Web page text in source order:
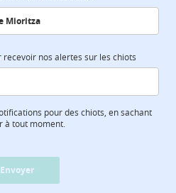
nos alertes sur les chiots
pour des chiots, en sachant
à tout moment.
Envoyer